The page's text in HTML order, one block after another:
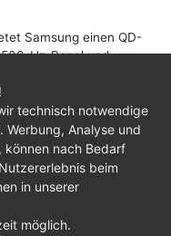
Samsung einen QD-
Hz-Panel und
Zoll großen Monitor auf
|Datenschutz |
technisch notwendige
Werbung, Analyse und
können nach Bedarf
beim
in unserer
möglich.